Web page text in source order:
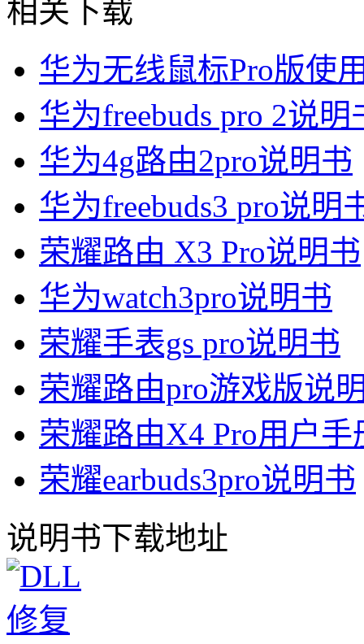
相关下载
华为无线鼠标Pro版使
华为freebuds pro 2说明
华为4g路由2pro说明书
华为freebuds3 pro说明
荣耀路由 X3 Pro说明书
华为watch3pro说明书
荣耀手表gs pro说明书
荣耀路由pro游戏版说
荣耀路由X4 Pro用户手
荣耀earbuds3pro说明书
说明书下载地址